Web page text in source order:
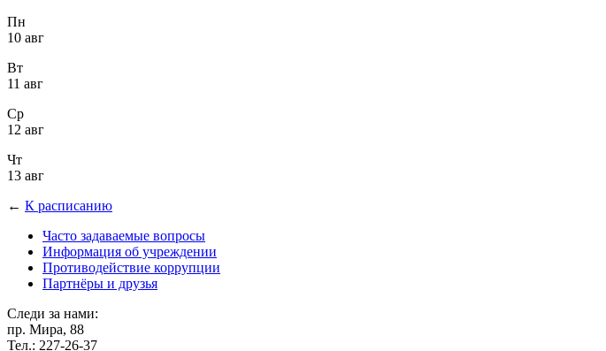
Пн
10 авг
Вт
11 авг
Ср
12 авг
Чт
13 авг
← К расписанию
Часто задаваемые вопросы
Информация об учреждении
Противодействие коррупции
Партнёры и друзья
Следи за нами:
пр. Мира, 88
Тел.: 227-26-37